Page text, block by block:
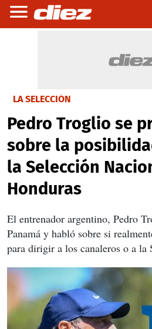
LA SELECCIÓN
Pedro Troglio se
sobre la
la Selección
Honduras
El entrenador argentino, Pedro
Panamá y habló sobre si
para dirigir a los canaleros o a la